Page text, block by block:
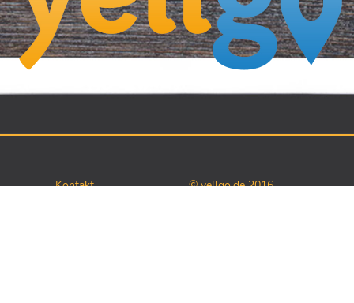
Kontakt
© yellgo.de 2016